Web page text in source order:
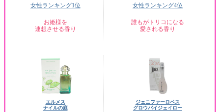
女性ランキング1位
お姫様を
連想させる香り
女性ランキング4位
誰もがトリコになる
愛される香り
エルメス
ナイルの庭
ジェニファーロペス
グロウバイジェイロー